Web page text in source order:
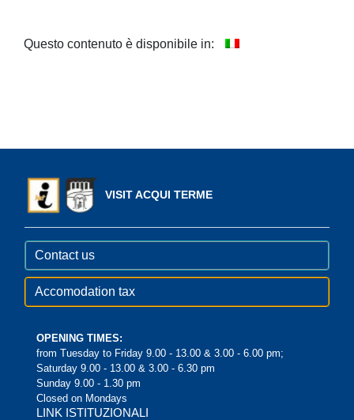
Questo contenuto è disponibile in:
VISIT ACQUI TERME
Contact us
Accomodation tax
OPENING TIMES:
from Tuesday to Friday 9.00 - 13.00 & 3.00 - 6.00 pm;
Saturday 9.00 - 13.00 & 3.00 - 6.30 pm
Sunday 9.00 - 1.30 pm
Closed on Mondays
LINK ISTITUZIONALI